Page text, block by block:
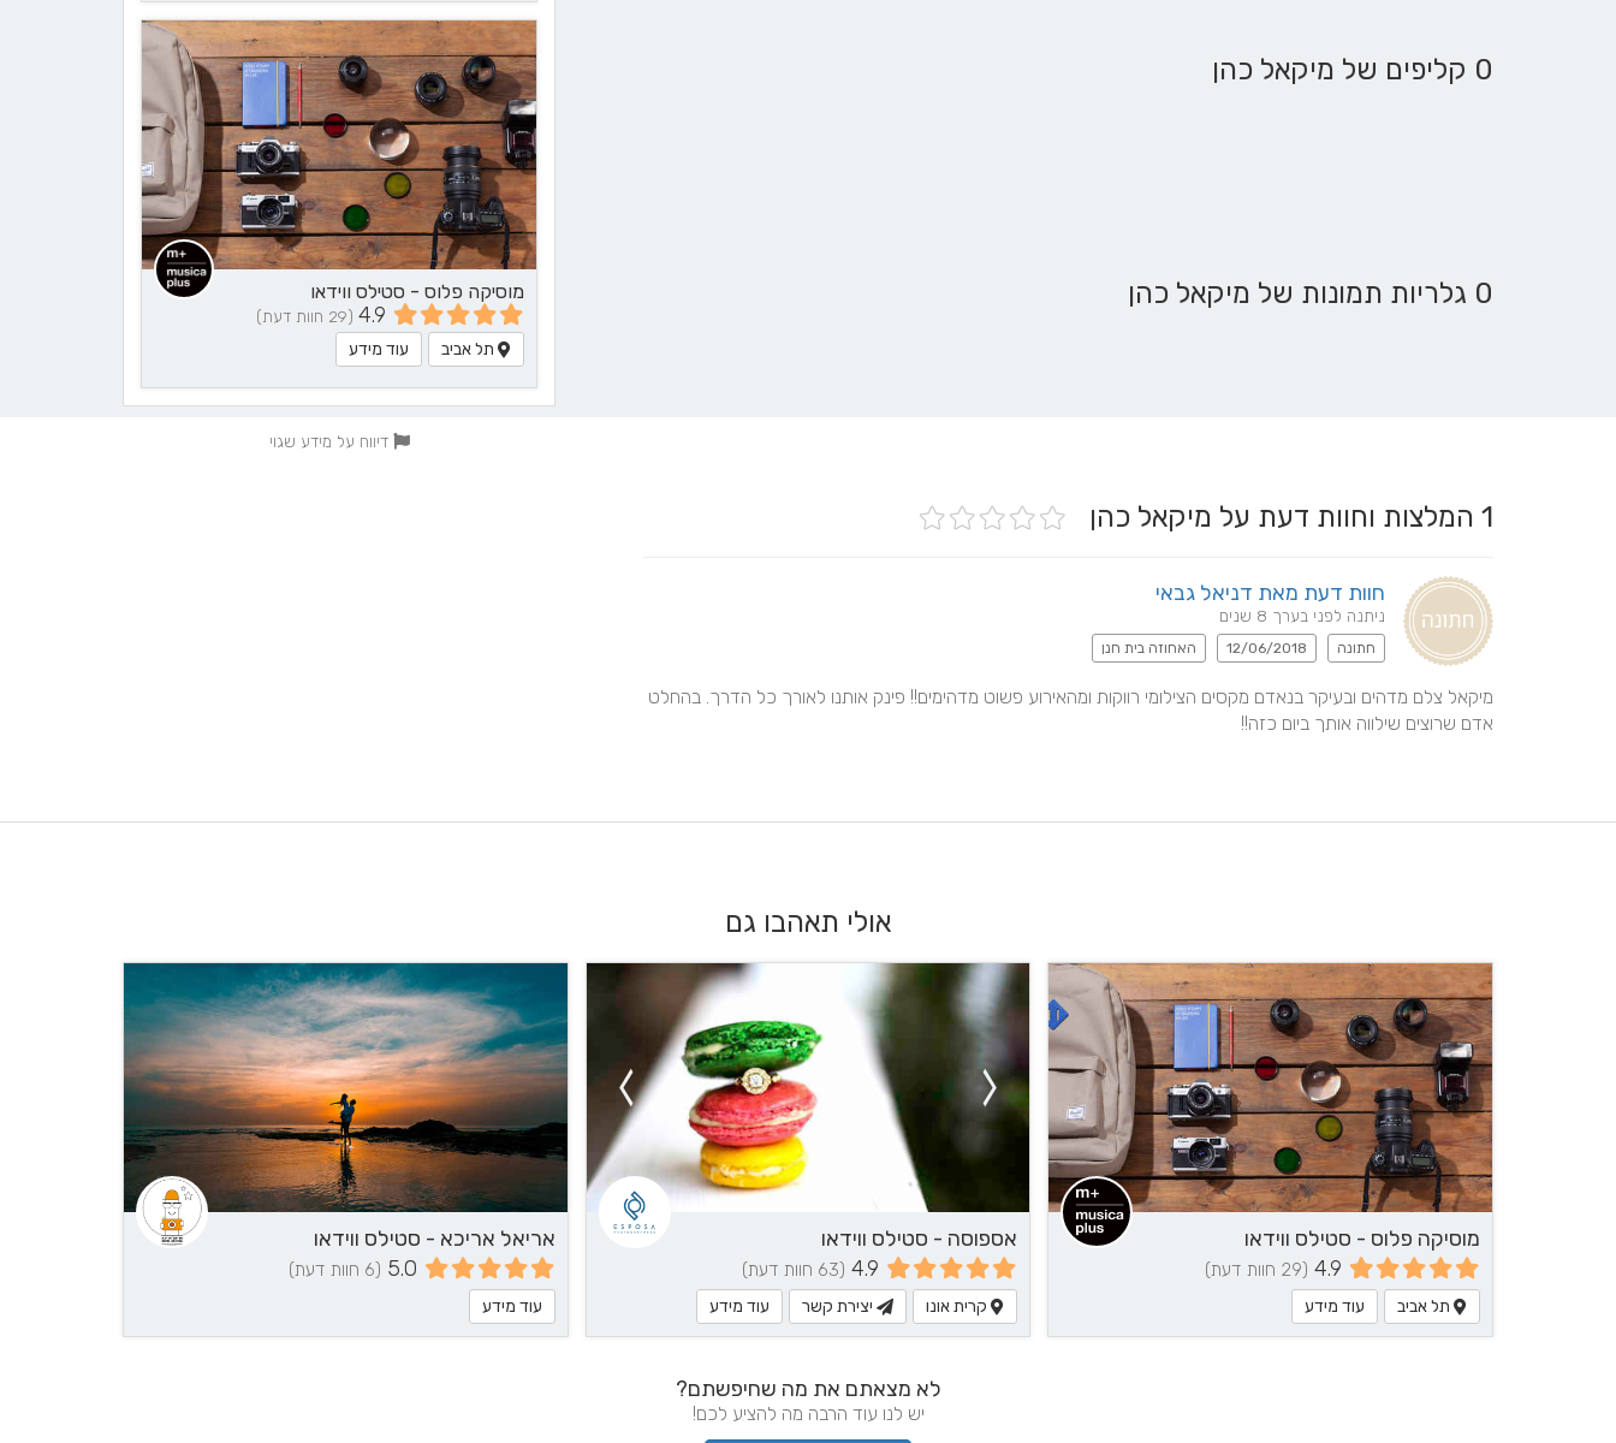
מוסיקה פלוס - סטילס ווידאו
4.9 (29 חוות דעת)
תל אביב עוד מידע
דיווח על מידע שגוי
0 קליפים של מיקאל כהן
0 גלריות תמונות של מיקאל כהן
1 המלצות וחוות דעת על מיקאל כהן
חוות דעת מאת דניאל גבאי
ניתנה לפני בערך 8 שנים
חתונה 12/06/2018 האחוזה בית חנן
אדם שרוצים שילווה אותך ביום כזה!!
אולי תאהבו גם
מוסיקה פלוס - סטילס ווידאו
4.9 (29 חוות דעת)
תל אביב עוד מידע
אספוסה - סטילס ווידאו
4.9 (63 חוות דעת)
קרית אונו יצירת קשר עוד מידע
אריאל אריכא - סטילס ווידאו
5.0 (6 חוות דעת)
עוד מידע
לא מצאתם את מה שחיפשתם?
יש לנו עוד הרבה מה להציע לכם!